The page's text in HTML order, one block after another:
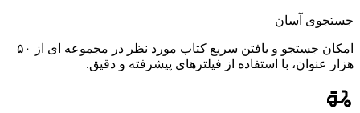
جستجوی آسان
امکان جستجو و یافتن سریع کتاب مورد نظر در مجموعه ای از ۵۰
هزار عنوان، با استفاده از فیلترهای پیشرفته و دقیق.